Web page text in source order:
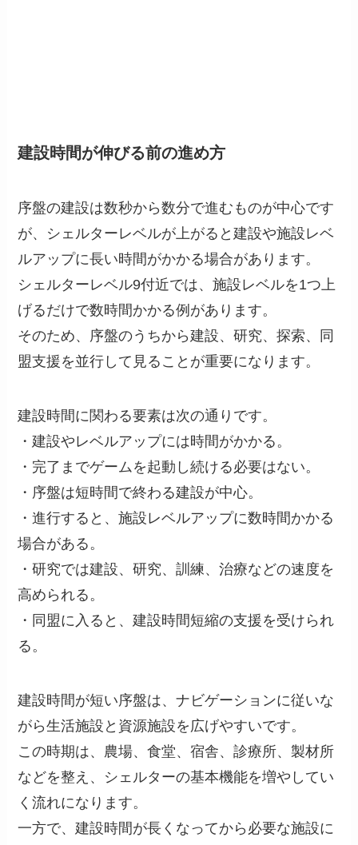
建設時間が伸びる前の進め方
序盤の建設は数秒から数分で進むものが中心です
が、シェルターレベルが上がると建設や施設レベ
ルアップに長い時間がかかる場合があります。
シェルターレベル9付近では、施設レベルを1つ上
げるだけで数時間かかる例があります。
そのため、序盤のうちから建設、研究、探索、同
盟支援を並行して見ることが重要になります。
建設時間に関わる要素は次の通りです。
・建設やレベルアップには時間がかかる。
・完了までゲームを起動し続ける必要はない。
・序盤は短時間で終わる建設が中心。
・進行すると、施設レベルアップに数時間かかる
場合がある。
・研究では建設、研究、訓練、治療などの速度を
高められる。
・同盟に入ると、建設時間短縮の支援を受けられ
る。
建設時間が短い序盤は、ナビゲーションに従いな
がら生活施設と資源施設を広げやすいです。
この時期は、農場、食堂、宿舎、診療所、製材所
などを整え、シェルターの基本機能を増やしてい
く流れになります。
一方で、建設時間が長くなってから必要な施設に